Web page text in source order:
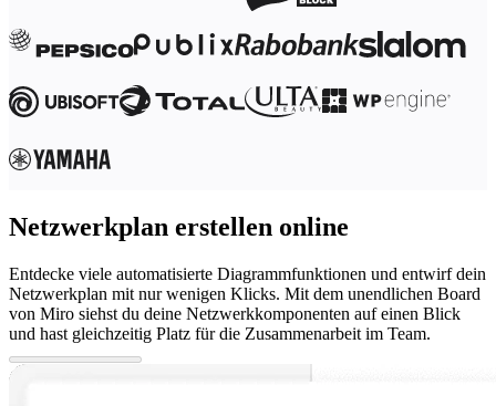
Miro Professional Services
Lösungspartner
Preise
Netzwerkplan erstellen online
Entdecke viele automatisierte Diagrammfunktionen und entwirf dein
Netzwerkplan mit nur wenigen Klicks. Mit dem unendlichen Board
von Miro siehst du deine Netzwerkkomponenten auf einen Blick
und hast gleichzeitig Platz für die Zusammenarbeit im Team.